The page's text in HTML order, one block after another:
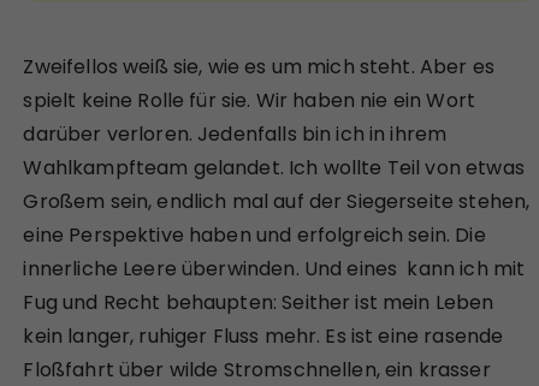
Zweifellos weiß sie, wie es um mich steht. Aber es
spielt keine Rolle für sie. Wir haben nie ein Wort
darüber verloren. Jedenfalls bin ich in ihrem
Wahlkampfteam gelandet. Ich wollte Teil von etwas
Großem sein, endlich mal auf der Siegerseite stehen,
eine Perspektive haben und erfolgreich sein. Die
innerliche Leere überwinden. Und eines kann ich mit
Fug und Recht behaupten: Seither ist mein Leben
kein langer, ruhiger Fluss mehr. Es ist eine rasende
Floßfahrt über wilde Stromschnellen, ein krasser